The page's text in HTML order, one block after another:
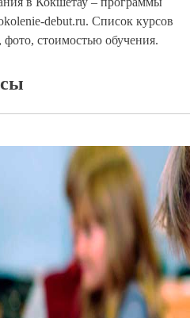
debut.ru. Список курсов
стоимостью обучения.